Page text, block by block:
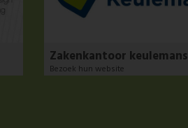
Zakenkantoor keulemans
Bezoek hun website